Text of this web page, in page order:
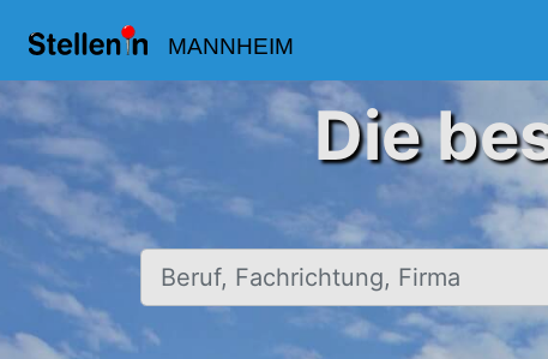
MANNHEIM
Die
Beruf, Fachrichtung, Firma